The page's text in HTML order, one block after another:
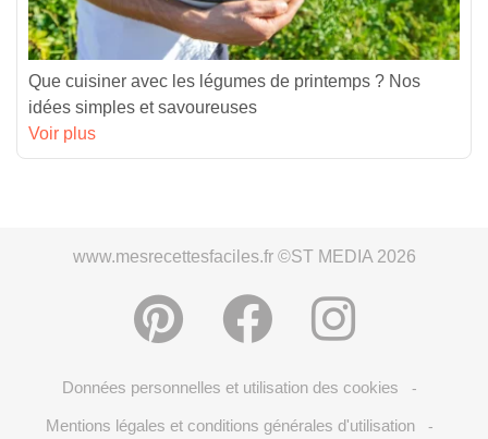
Que cuisiner avec les légumes de printemps ? Nos
idées simples et savoureuses
Voir plus
www.mesrecettesfaciles.fr ©ST MEDIA 2026
Données personnelles et utilisation des cookies -
Mentions légales et conditions générales d'utilisation -